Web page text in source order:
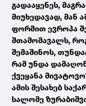
გადააყენეს,
მიუხედავად, მან
ფორმით ევროპა
შთამომავალს,
შემაშინოს,
რამ უნდა
ქვეყანა
ამის შესახებ
სალომე